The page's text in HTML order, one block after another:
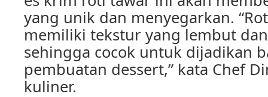
yang unik dan menyegarkan.
memiliki tekstur yang lembut
sehingga cocok untuk dijadikan
pembuatan dessert,” kata Chef
kuliner.